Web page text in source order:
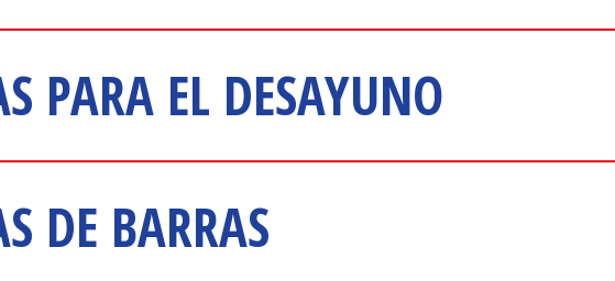
PARA EL DESAYUNO
DE BARRAS